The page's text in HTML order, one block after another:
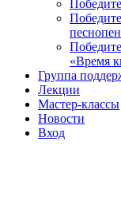
«Время
Группа
Лекции
Мастер-классы
Новости
Вход